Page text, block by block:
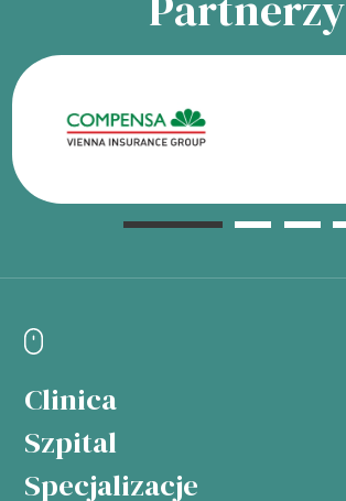
Clinica
Szpital
Specjalizacje